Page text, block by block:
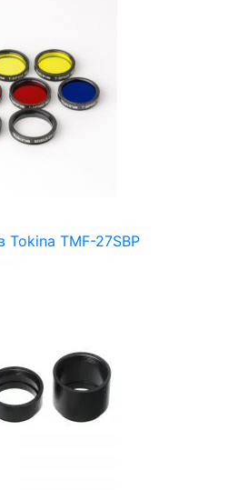
Tokina TMF-27SBP